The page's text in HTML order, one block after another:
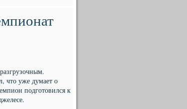
что уже думает о
подготовился к